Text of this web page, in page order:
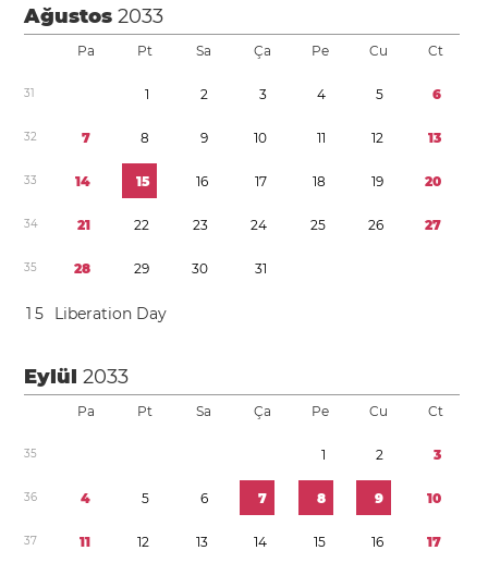
Ağustos2033
Pa Pt Sa Ça Pe Cu Ct
31 1 2 3 4 5 6
32 7 8 9 10 11 12 13
33 14 15 16 17 18 19 20
34 21 22 23 24 25 26 27
35 28 29 30 31
1 5 Liberation Day
Eylül2033
Pa Pt Sa Ça Pe Cu Ct
35 1 2 3
36 4 5 6 7 8 9 10
37 11 12 13 14 15 16 17